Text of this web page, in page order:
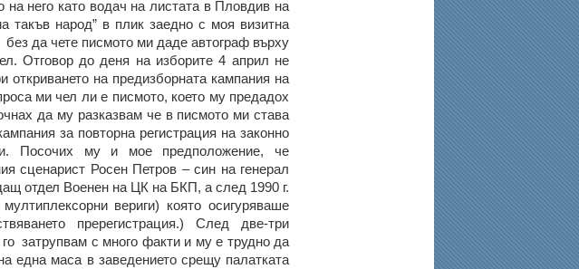
него като водач на листата в Пловдив на
такъв народ” в плик заедно с моя визитна
да чете писмото ми даде автограф върху
Отговор до деня на изборите 4 април не
на предизборната кампания на
ми чел ли е писмото, което му предадох
да му разказвам че в писмото ми става
за повторна регистрация на законно
Посочих му и мое предположение, че
сценарист Росен Петров – син на генерал
отдел Военен на ЦК на БКП, а след 1990 г.
вериги) която осигуряваше
пререгистрация.) След две-три
затрупвам с много факти и му е трудно да
една маса в заведението срещу палатката